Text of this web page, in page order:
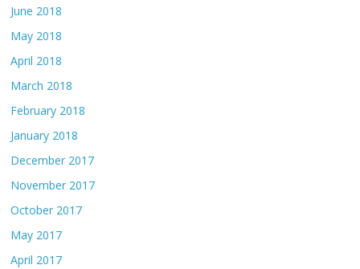
June 2018
May 2018
April 2018
March 2018
February 2018
January 2018
December 2017
November 2017
October 2017
May 2017
April 2017